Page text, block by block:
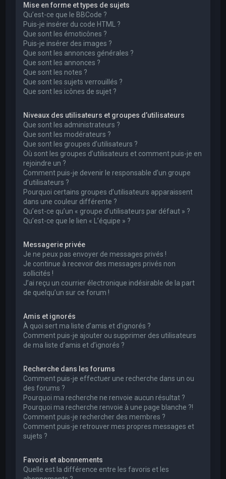
Mise en forme et types de sujets
Qu’est-ce que le BBCode ?
Puis-je insérer du code HTML ?
Que sont les émoticônes ?
Puis-je insérer des images ?
Que sont les annonces générales ?
Que sont les annonces ?
Que sont les notes ?
Que sont les sujets verrouillés ?
Que sont les icônes de sujet ?
Niveaux des utilisateurs et groupes d’utilisateurs
Que sont les administrateurs ?
Que sont les modérateurs ?
Que sont les groupes d’utilisateurs ?
Où sont les groupes d’utilisateurs et comment puis-je en
rejoindre un ?
Comment puis-je devenir le responsable d’un groupe
d’utilisateurs ?
Pourquoi certains groupes d’utilisateurs apparaissent
dans une couleur différente ?
Qu’est-ce qu’un « groupe d’utilisateurs par défaut » ?
Qu’est-ce que le lien « L’équipe » ?
Messagerie privée
Je ne peux pas envoyer de messages privés !
Je continue à recevoir des messages privés non
sollicités !
J’ai reçu un courrier électronique indésirable de la part
de quelqu’un sur ce forum !
Amis et ignorés
À quoi sert ma liste d’amis et d’ignorés ?
Comment puis-je ajouter ou supprimer des utilisateurs
de ma liste d’amis et d’ignorés ?
Recherche dans les forums
Comment puis-je effectuer une recherche dans un ou
des forums ?
Pourquoi ma recherche ne renvoie aucun résultat ?
Pourquoi ma recherche renvoie à une page blanche ?!
Comment puis-je rechercher des membres ?
Comment puis-je retrouver mes propres messages et
sujets ?
Favoris et abonnements
Quelle est la différence entre les favoris et les